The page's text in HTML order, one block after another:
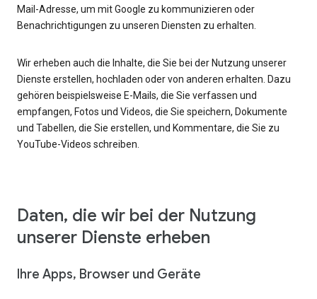
Mail-Adresse, um mit Google zu kommunizieren oder
Benachrichtigungen zu unseren Diensten zu erhalten.
Wir erheben auch die Inhalte, die Sie bei der Nutzung unserer
Dienste erstellen, hochladen oder von anderen erhalten. Dazu
gehören beispielsweise E-Mails, die Sie verfassen und
empfangen, Fotos und Videos, die Sie speichern, Dokumente
und Tabellen, die Sie erstellen, und Kommentare, die Sie zu
YouTube-Videos schreiben.
Daten, die wir bei der Nutzung
unserer Dienste erheben
Ihre Apps, Browser und Geräte